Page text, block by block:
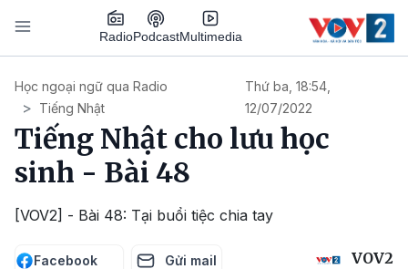
Nhảy đến nội dung
RadioPodcastMultimedia
Học ngoại ngữ qua Radio
Tiếng Nhật
Thứ ba, 18:54,
12/07/2022
Tiếng Nhật cho lưu học
sinh - Bài 48
[VOV2] - Bài 48: Tại buổi tiệc chia tay
Facebook Gửi mail VOV2